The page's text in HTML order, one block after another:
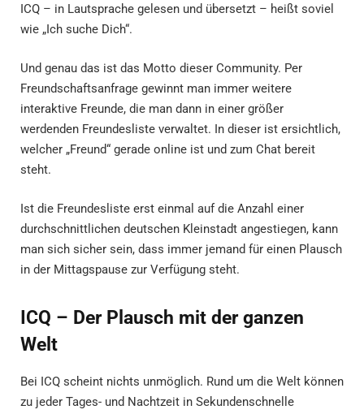
ICQ – in Lautsprache gelesen und übersetzt – heißt soviel
wie „Ich suche Dich“.
Und genau das ist das Motto dieser Community. Per
Freundschaftsanfrage gewinnt man immer weitere
interaktive Freunde, die man dann in einer größer
werdenden Freundesliste verwaltet. In dieser ist ersichtlich,
welcher „Freund“ gerade online ist und zum Chat bereit
steht.
Ist die Freundesliste erst einmal auf die Anzahl einer
durchschnittlichen deutschen Kleinstadt angestiegen, kann
man sich sicher sein, dass immer jemand für einen Plausch
in der Mittagspause zur Verfügung steht.
ICQ – Der Plausch mit der ganzen
Welt
Bei ICQ scheint nichts unmöglich. Rund um die Welt können
zu jeder Tages- und Nachtzeit in Sekundenschnelle